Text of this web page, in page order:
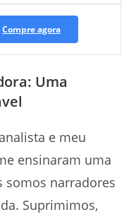
Compre agora
Uma
e meu
ensinaram uma
somos narradores
Suprimimos,